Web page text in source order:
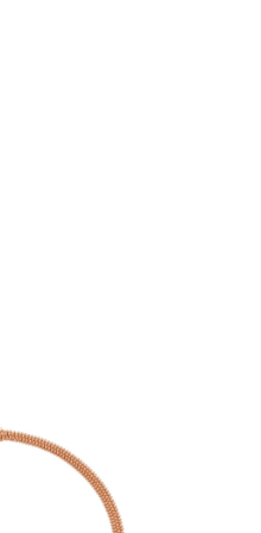
de Bvlgari est
infinie
magnétisme
charisme